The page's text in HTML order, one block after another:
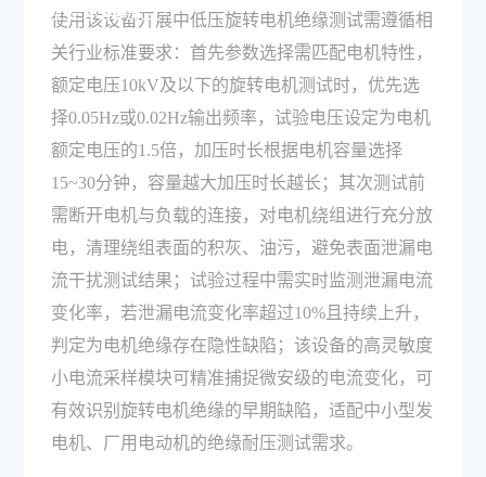
验要求有哪些？
使用该设备开展中低压旋转电机绝缘测试需遵循相
关行业标准要求：首先参数选择需匹配电机特性，
额定电压10kV及以下的旋转电机测试时，优先选
择0.05Hz或0.02Hz输出频率，试验电压设定为电机
额定电压的1.5倍，加压时长根据电机容量选择
15~30分钟，容量越大加压时长越长；其次测试前
需断开电机与负载的连接，对电机绕组进行充分放
电，清理绕组表面的积灰、油污，避免表面泄漏电
流干扰测试结果；试验过程中需实时监测泄漏电流
变化率，若泄漏电流变化率超过10%且持续上升，
判定为电机绝缘存在隐性缺陷；该设备的高灵敏度
小电流采样模块可精准捕捉微安级的电流变化，可
有效识别旋转电机绝缘的早期缺陷，适配中小型发
电机、厂用电动机的绝缘耐压测试需求。